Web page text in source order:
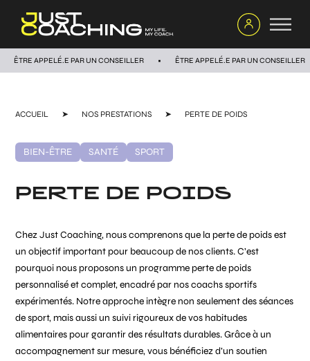
ÊTRE APPELÉ.E PAR UN CONSEILLER ÊTRE APPELÉ.E PAR UN CONSEILLER
ACCUEIL ➤ NOS PRESTATIONS ➤ PERTE DE POIDS
BIEN-ÊTRE SANTÉ SPORT
PERTE DE POIDS
Chez Just Coaching, nous comprenons que la perte de poids est
un objectif important pour beaucoup de nos clients. C’est
pourquoi nous proposons un programme perte de poids
personnalisé et complet, encadré par nos coachs sportifs
expérimentés. Notre approche intègre non seulement des séances
de sport, mais aussi un suivi rigoureux de vos habitudes
alimentaires pour garantir des résultats durables. Grâce à un
accompagnement sur mesure, vous bénéficiez d’un soutien